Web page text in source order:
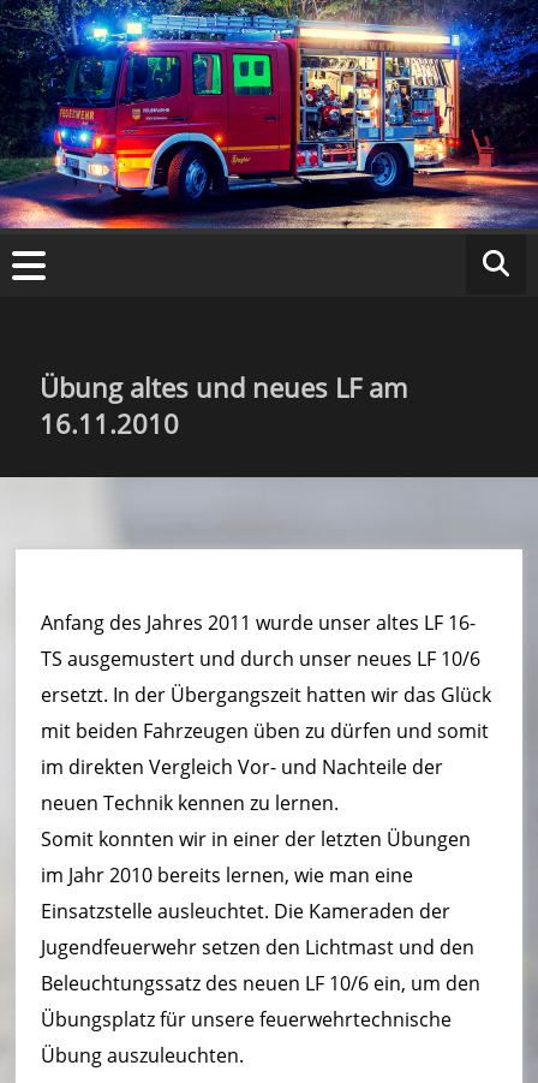
Zum
Inhalt
springen
Fr
ig
e
F
u
e
r
w
e
h
r
B
o
r
n
h
Übung altes und neues LF am
16.11.2010
Anfang des Jahres 2011 wurde unser altes LF 16-
TS ausgemustert und durch unser neues LF 10/6
ersetzt. In der Übergangszeit hatten wir das Glück
mit beiden Fahrzeugen üben zu dürfen und somit
im direkten Vergleich Vor- und Nachteile der
neuen Technik kennen zu lernen.
Somit konnten wir in einer der letzten Übungen
im Jahr 2010 bereits lernen, wie man eine
Einsatzstelle ausleuchtet. Die Kameraden der
Jugendfeuerwehr setzen den Lichtmast und den
Beleuchtungssatz des neuen LF 10/6 ein, um den
Übungsplatz für unsere feuerwehrtechnische
Übung auszuleuchten.